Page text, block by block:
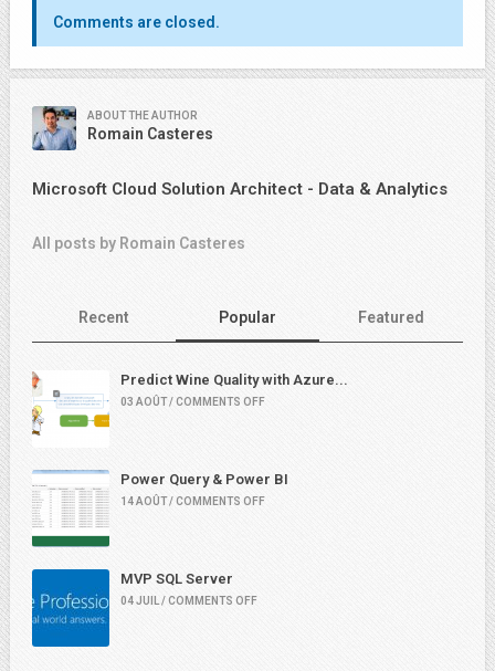
Comments are closed.
ABOUT THE AUTHOR
Romain Casteres
Microsoft Cloud Solution Architect - Data & Analytics
All posts by Romain Casteres
Recent Popular Featured
Predict Wine Quality with Azure...
03 AOÛT / COMMENTS OFF
Power Query & Power BI
14 AOÛT / COMMENTS OFF
MVP SQL Server
04 JUIL / COMMENTS OFF